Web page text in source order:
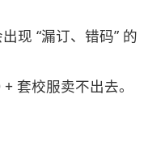
现 “漏订、错码” 的
套校服卖不出去。